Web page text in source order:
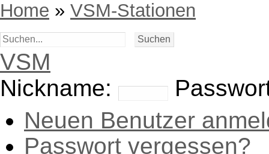
Home » VSM-Stationen
VSM
Nickname:
Neuen Benutzer
Passwort vergessen?